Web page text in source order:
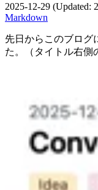
2025-12-29 (Updated:
Markdown
先日からこのブログ
た。（タイトル右側